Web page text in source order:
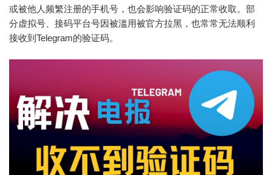
或被他人频繁注册的手机号，也会影响验证码的正常收取。部
分虚拟号、接码平台号因被滥用被官方拉黑，也常常无法顺利
接收到Telegram的验证码。